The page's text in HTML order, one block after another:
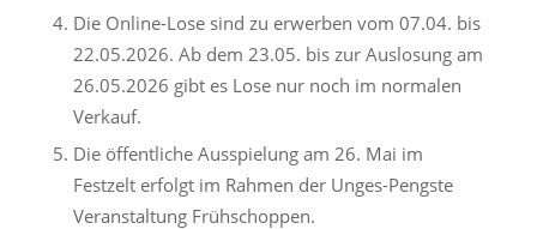
Die Online-Lose sind zu erwerben vom 07.04. bis
22.05.2026. Ab dem 23.05. bis zur Auslosung am
26.05.2026 gibt es Lose nur noch im normalen
Verkauf.
Die öffentliche Ausspielung am 26. Mai im
Festzelt erfolgt im Rahmen der Unges-Pengste
Veranstaltung Frühschoppen.